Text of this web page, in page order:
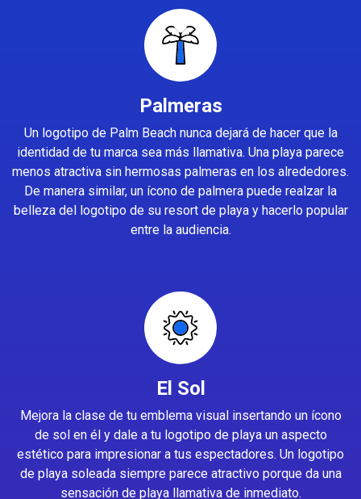
Palmeras
Un logotipo de Palm Beach nunca dejará de hacer que la
identidad de tu marca sea más llamativa. Una playa parece
menos atractiva sin hermosas palmeras en los alrededores.
De manera similar, un ícono de palmera puede realzar la
belleza del logotipo de su resort de playa y hacerlo popular
entre la audiencia.
El Sol
Mejora la clase de tu emblema visual insertando un ícono
de sol en él y dale a tu logotipo de playa un aspecto
estético para impresionar a tus espectadores. Un logotipo
de playa soleada siempre parece atractivo porque da una
sensación de playa llamativa de inmediato.